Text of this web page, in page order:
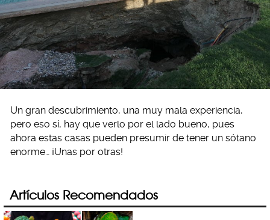
Un gran descubrimiento, una muy mala experiencia,
pero eso sí, hay que verlo por el lado bueno, pues
ahora estas casas pueden presumir de tener un sótano
enorme… ¡Unas por otras!
Artículos Recomendados